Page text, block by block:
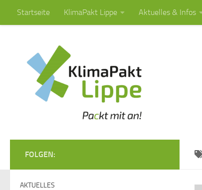
Zum Inhalt springen
Startseite KlimaPakt Lippe Aktuelles & Infos
FOLGEN:
AKTUELLES